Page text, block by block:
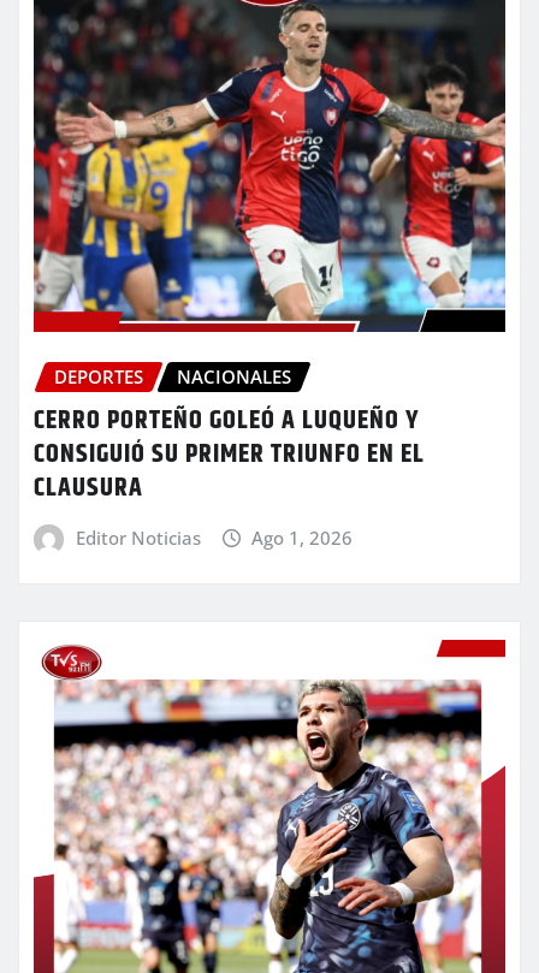
DEPORTES NACIONALES
CERRO PORTEÑO GOLEÓ A LUQUEÑO Y
CONSIGUIÓ SU PRIMER TRIUNFO EN EL
CLAUSURA
Editor Noticias Ago 1, 2026